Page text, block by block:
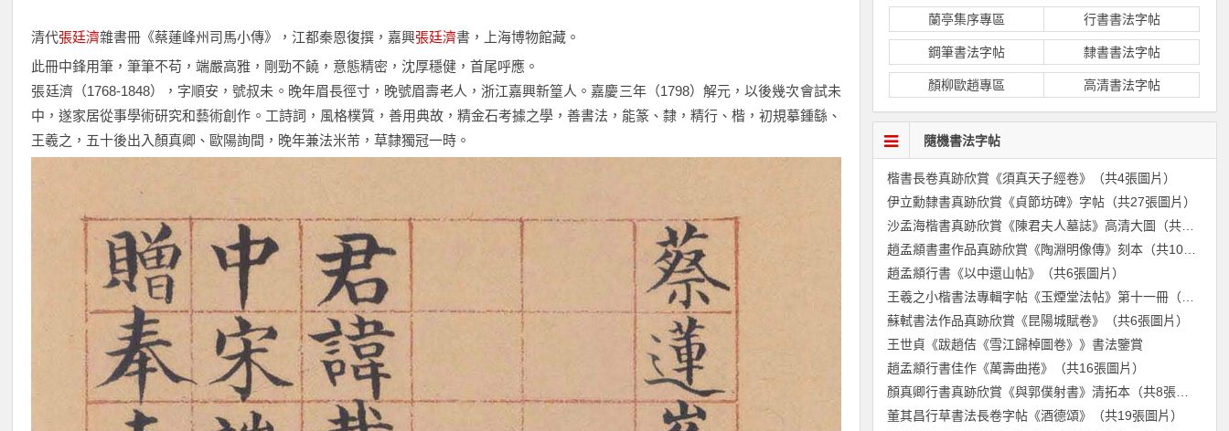
清代張廷濟雜書冊《蔡蓮峰州司馬小傳》，江都秦恩復撰，嘉興張廷濟書，上海博物館藏。
此冊中鋒用筆，筆筆不苟，端嚴高雅，剛勁不饒，意態精密，沈厚穩健，首尾呼應。
張廷濟（1768-1848），字順安，號叔未。晚年眉長徑寸，晚號眉壽老人，浙江嘉興新篁人。嘉慶三年（1798）解元，以後幾次會試未
中，遂家居從事學術研究和藝術創作。工詩詞，風格樸質，善用典故，精金石考據之學，善書法，能篆、隸，精行、楷，初規摹鍾繇、
王羲之，五十後出入顏真卿、歐陽詢間，晚年兼法米芾，草隸獨冠一時。
蘭亭集序專區 行書書法字帖
鋼筆書法字帖 隸書書法字帖
顏柳歐趙專區 高清書法字帖
隨機書法字帖
楷書長卷真跡欣賞《須真天子經卷》（共4張圖片）
伊立勳隸書真跡欣賞《貞節坊碑》字帖（共27張圖片）
沙孟海楷書真跡欣賞《陳君夫人墓誌》高清大圖（共5張圖片）
趙孟頫書畫作品真跡欣賞《陶淵明像傳》刻本（共10張圖片）
趙孟頫行書《以中還山帖》（共6張圖片）
蘇軾書法作品真跡欣賞《昆陽城賦卷》（共6張圖片）
王世貞《跋趙佶《雪江歸棹圖卷》》書法鑒賞
趙孟頫行書佳作《萬壽曲捲》（共16張圖片）
顏真卿行書真跡欣賞《與郭僕射書》清拓本（共8張圖片）
董其昌行草書法長卷字帖《酒德頌》（共19張圖片）